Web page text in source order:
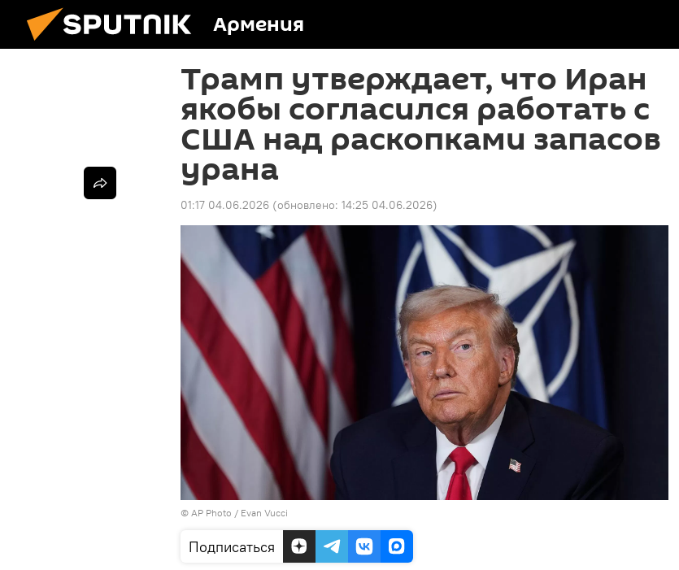
Армения
Трамп утверждает, что Иран
якобы согласился работать с
США над раскопками запасов
урана
01:17 04.06.2026 (обновлено: 14:25 04.06.2026)
© AP Photo / Evan Vucci
Подписаться